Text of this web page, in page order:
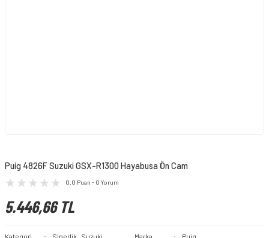
Puig 4826F Suzuki GSX-R1300 Hayabusa Ön Cam
0.0 Puan - 0 Yorum
5.446,66 TL
Kategori Siperlik , Suzuki Marka Puig